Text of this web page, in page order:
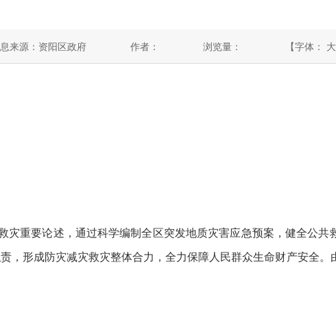
来源：资阳区政府 作者： 浏览量： 【字体： 大
灾重要论述，通过科学编制全区突发地质灾害应急预案，健全公共
，形成防灾减灾救灾整体合力，全力保障人民群众生命财产安全